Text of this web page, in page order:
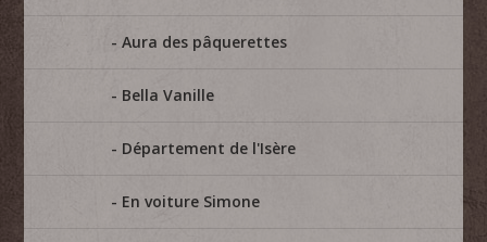
Aura des pâquerettes
Bella Vanille
Département de l'Isère
En voiture Simone